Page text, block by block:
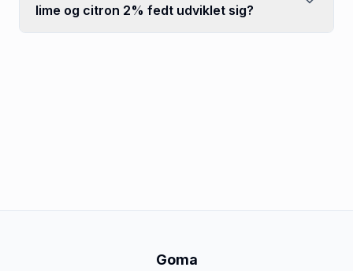
lime og citron 2% fedt udviklet sig?
Goma